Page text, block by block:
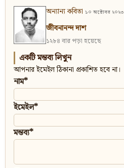
অন্যান্য কবিতা ১০ অক্টোবর ২০২৩
জীবনানন্দ দাশ
১২৮৪ বার পড়া হয়েছে
একটি মন্তব্য লিখুন
আপনার ইমেইল ঠিকানা প্রকাশিত হবে না।
নাম*
ইমেইল*
মন্তব্য*